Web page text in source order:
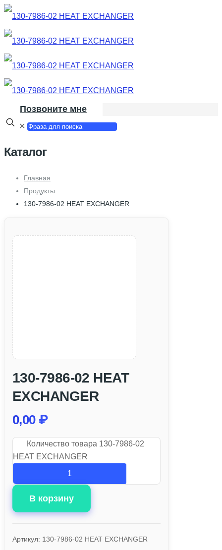
Позвоните мне
✕
Каталог
Главная
Продукты
130-7986-02 HEAT EXCHANGER
130-7986-02 HEAT
EXCHANGER
0,00 ₽
Количество товара 130-7986-02
HEAT EXCHANGER
В корзину
Артикул: 130-7986-02 HEAT EXCHANGER